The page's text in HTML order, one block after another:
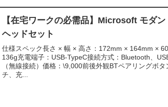
【在宅ワークの必需品】Microsoft モダ
ヘッドセット
仕様スペック長さ × 幅 × 高さ：172mm × 164mm ×
136g充電端子：USB-TypeC接続方式：Bluetooth、
（無線接続）価格：\9,000前後外観BTペアリングボタ
チ、充...